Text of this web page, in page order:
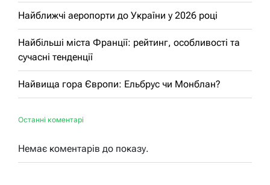
Найближчі аеропорти до України у 2026 році
Найбільші міста Франції: рейтинг, особливості та
сучасні тенденції
Найвища гора Європи: Ельбрус чи Монблан?
Останні коментарі
Немає коментарів до показу.